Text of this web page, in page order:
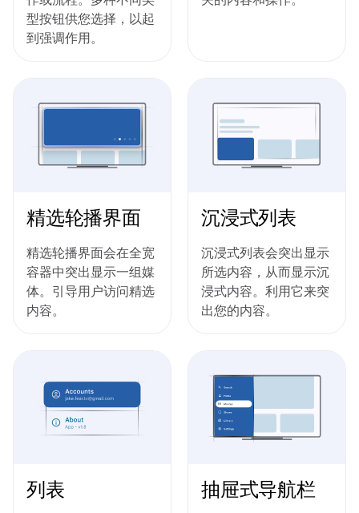
型按钮供您选择，以起
到强调作用。
精选轮播界面
精选轮播界面会在全宽
容器中突出显示一组媒
体。引导用户访问精选
内容。
沉浸式列表
沉浸式列表会突出显示
所选内容，从而显示沉
浸式内容。利用它来突
出您的内容。
列表 抽屉式导航栏